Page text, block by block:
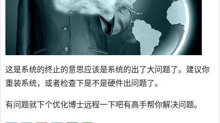
这是系统的终止的意思应该是系统的出了大问题了。建议你
重装系统，或者检查下是不是硬件出问题了。
有问题就下个优化博士远程一下吧有高手帮你解决问题。